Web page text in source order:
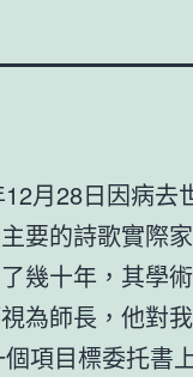
月28日因病去
要的詩歌實際
幾十年，其學
為師長，他對
項目標委托書